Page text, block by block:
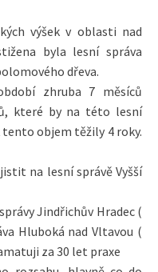
výšek v oblasti nad
byla lesní správa
dřeva.
zhruba 7 měsíců
které by na této lesní
objem těžily 4 roky.
na lesní správě Vyšší
Jindřichův Hradec (
Hluboká nad Vltavou (
za 30 let praxe